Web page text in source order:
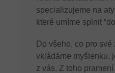
specializujeme na
které umíme splnit
Do všeho, co pro
vkládáme myšlenku,
z vás. Z toho